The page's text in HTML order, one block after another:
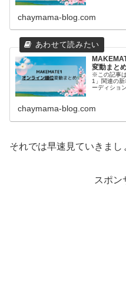
chaymama-blog.com
変動まと
※この記事
1」関連の
ーディショ
chaymama-blog.com
それでは早速見ていきまし
スポン